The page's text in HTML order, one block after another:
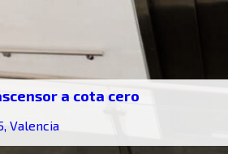
a cota cero
Valencia